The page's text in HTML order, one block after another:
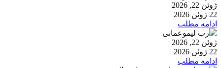
ژوئن 22, 2026
22 ژوئن 2026
ادامه مطلب
ژوئن 22, 2026
22 ژوئن 2026
ادامه مطلب